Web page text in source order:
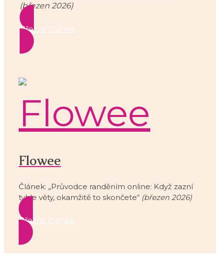
(březen 2026)
Přečíst článek
Flowee
Článek: „Průvodce randěním online: Když zazní
tyhle věty, okamžitě to skončete“ (březen 2026)
Přečíst článek